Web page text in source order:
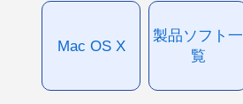
Mac OS X
製品ソフト一
覧